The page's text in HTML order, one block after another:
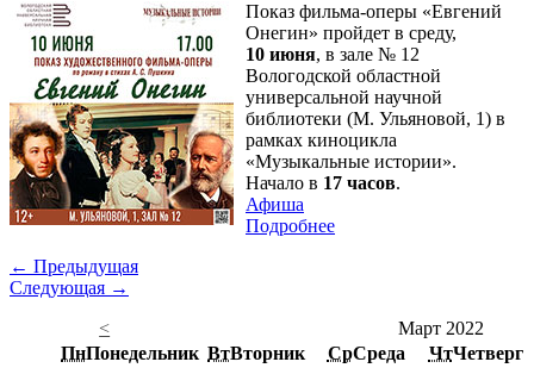
Показ фильма-оперы «Евгений
Онегин» пройдет в среду,
10 июня, в зале № 12
Вологодской областной
универсальной научной
библиотеки (М. Ульяновой, 1) в
рамках киноцикла
«Музыкальные истории».
Начало в 17 часов.
Афиша
Подробнее
← Предыдущая
Следующая →
<
Март 2022
ПнПонедельник ВтВторник СрСреда ЧтЧетверг